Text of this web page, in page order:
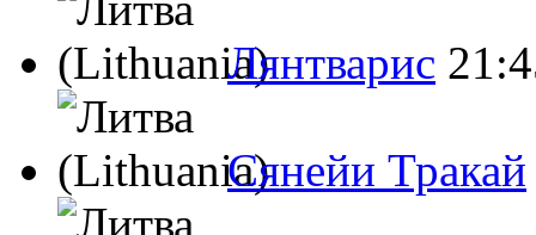
Лянтварис
Сянейи Тракай